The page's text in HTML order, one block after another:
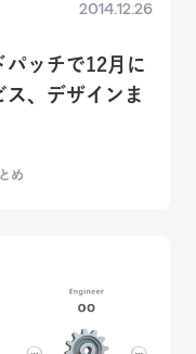
2014.12.26
ッチで12月に
、デザインま
め